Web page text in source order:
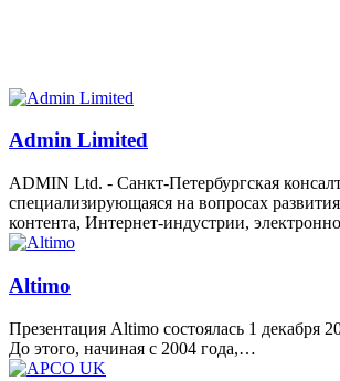
Admin Limited
ADMIN Ltd. - Санкт-Петербургская
специализирующаяся на вопросах
контента, Интернет-индустрии,
Altimo
Презентация Altimo состоялась 1 декабря
До этого, начиная с 2004 года,…